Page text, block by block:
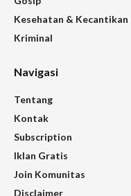
Kesehatan & Kecantikan
Kriminal
Navigasi
Tentang
Kontak
Subscription
Iklan Gratis
Join Komunitas
Disclaimer